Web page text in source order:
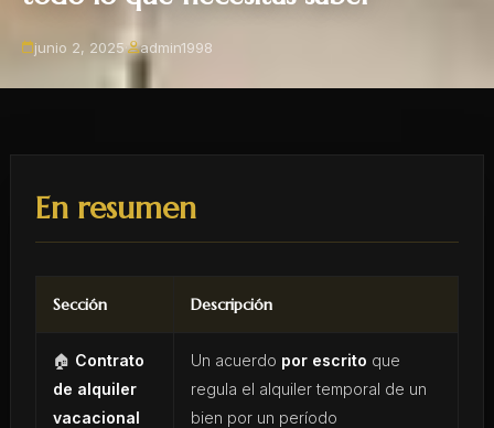
junio 2, 2025· admin1998
En resumen
Sección Descripción
🏠 Contrato
de alquiler
vacacional
Un acuerdo por escrito que
regula el alquiler temporal de un
bien por un período